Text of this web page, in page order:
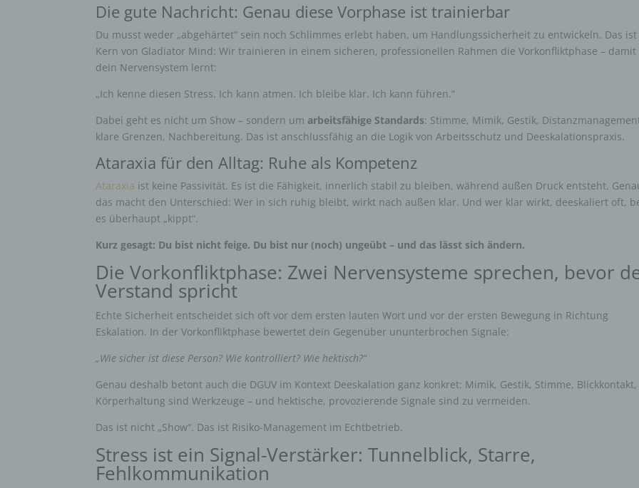
Die gute Nachricht: Genau diese Vorphase ist trainierbar
Du musst weder „abgehärtet“ sein noch Schlimmes erlebt haben, um Handlungssicherheit zu entwickeln. Das
Kern von Gladiator Mind: Wir trainieren in einem sicheren, professionellen Rahmen die Vorkonfliktphase – damit
dein Nervensystem lernt:
„Ich kenne diesen Stress. Ich kann atmen. Ich bleibe klar. Ich kann führen.“
Dabei geht es nicht um Show – sondern um arbeitsfähige Standards: Stimme, Mimik, Gestik,
klare Grenzen, Nachbereitung. Das ist anschlussfähig an die Logik von Arbeitsschutz und Deeskalationspraxis.
Ataraxia für den Alltag: Ruhe als Kompetenz
Ataraxia ist keine Passivität. Es ist die Fähigkeit, innerlich stabil zu bleiben, während außen Druck entsteht.
das macht den Unterschied: Wer in sich ruhig bleibt, wirkt nach außen klar. Und wer klar wirkt, deeskaliert oft,
es überhaupt „kippt“.
Kurz gesagt: Du bist nicht feige. Du bist nur (noch) ungeübt – und das lässt sich ändern.
Die Vorkonfliktphase: Zwei Nervensysteme sprechen, bevor
Verstand spricht
Echte Sicherheit entscheidet sich oft vor dem ersten lauten Wort und vor der ersten Bewegung in Richtung
Eskalation. In der Vorkonfliktphase bewertet dein Gegenüber ununterbrochen Signale:
„Wie sicher ist diese Person? Wie kontrolliert? Wie hektisch?“
Genau deshalb betont auch die DGUV im Kontext Deeskalation ganz konkret: Mimik, Gestik, Stimme, Blickkontakt,
Körperhaltung sind Werkzeuge – und hektische, provozierende Signale sind zu vermeiden.
Das ist nicht „Show“. Das ist Risiko-Management im Echtbetrieb.
Stress ist ein Signal-Verstärker: Tunnelblick, Starre,
Fehlkommunikation